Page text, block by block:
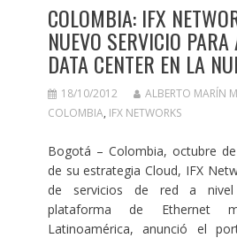
COLOMBIA: IFX
NUEVO SERVICIO
DATA CENTER EN LA
18/10/2012
ALBERTO MARÍN
COLOMBIA, IFX NETWORKS
Bogotá – Colombia, octubre
de su estrategia Cloud, IFX
de servicios de red a
plataforma de Ethernet
Latinoamérica, anunció el